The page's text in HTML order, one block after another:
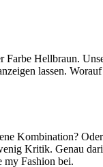
Hellbraun.
lassen.
Kombination?
Kritik. Genau
Fashion bei.